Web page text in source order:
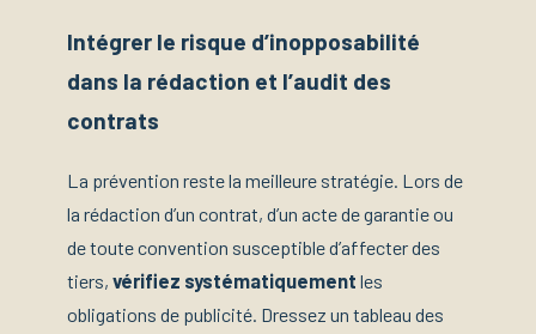
Intégrer le risque d’inopposabilité
dans la rédaction et l’audit des
contrats
La prévention reste la meilleure stratégie. Lors de
la rédaction d’un contrat, d’un acte de garantie ou
de toute convention susceptible d’affecter des
tiers, vérifiez systématiquement les
obligations de publicité. Dressez un tableau des